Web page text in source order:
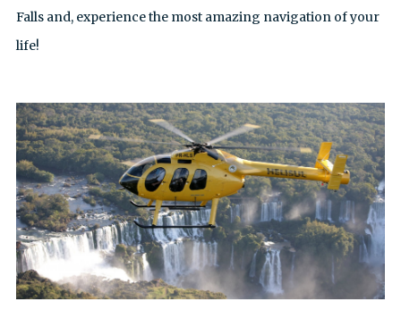
Falls and, experience the most amazing navigation of your
life!